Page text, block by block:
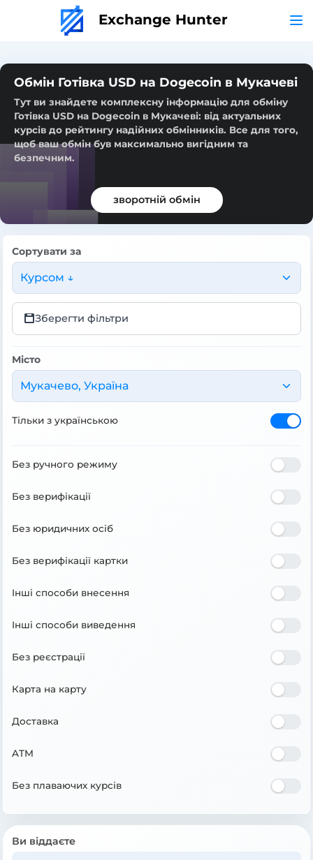
Exchange Hunter
Обмін Готівка USD на Dogecoin в Мукачеві
Тут ви знайдете комплексну інформацію для обміну
Готівка USD на Dogecoin в Мукачеві: від актуальних
курсів до рейтингу надійних обмінників. Все для того,
щоб ваш обмін був максимально вигідним та
безпечним.
зворотній обмін
Сортувати за
Курсом ↓
Зберегти фільтри
Місто
Мукачево, Україна
Тільки з українською
Без ручного режиму
Без верифікації
Без юридичних осіб
Без верифікації картки
Інші способи внесення
Інші способи виведення
Без реєстрації
Карта на карту
Доставка
ATM
Без плаваючих курсів
Ви віддаєте